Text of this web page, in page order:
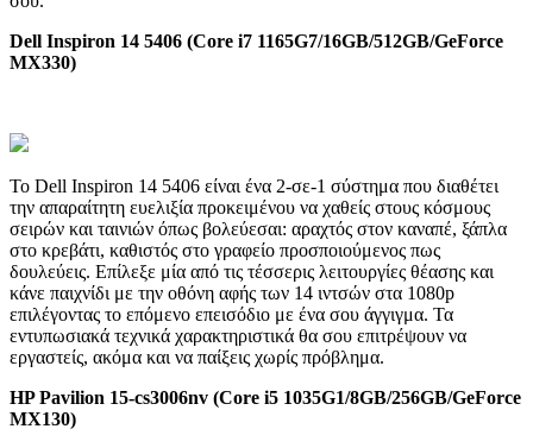
Dell Inspiron 14 5406 (Core i7 1165G7/16GB/512GB/GeForce
MX330)
Το Dell Inspiron 14 5406 είναι ένα 2-σε-1 σύστημα που διαθέτει
την απαραίτητη ευελιξία προκειμένου να χαθείς στους κόσμους
σειρών και ταινιών όπως βολεύεσαι: αραχτός στον καναπέ, ξάπλα
στο κρεβάτι, καθιστός στο γραφείο προσποιούμενος πως
δουλεύεις. Επίλεξε μία από τις τέσσερις λειτουργίες θέασης και
κάνε παιχνίδι με την οθόνη αφής των 14 ιντσών στα 1080p
επιλέγοντας το επόμενο επεισόδιο με ένα σου άγγιγμα. Τα
εντυπωσιακά τεχνικά χαρακτηριστικά θα σου επιτρέψουν να
εργαστείς, ακόμα και να παίξεις χωρίς πρόβλημα.
HP Pavilion 15-cs3006nv (Core i5 1035G1/8GB/256GB/GeForce
MX130)